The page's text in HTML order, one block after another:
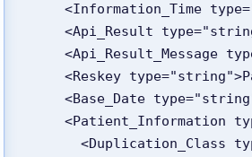
<Information_Time
<Api_Result
<Api_Result_Message
<Reskey
<Base_Date
<Patient_Information